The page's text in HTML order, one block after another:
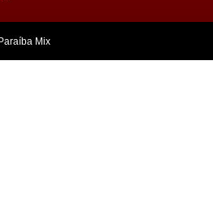
Mix